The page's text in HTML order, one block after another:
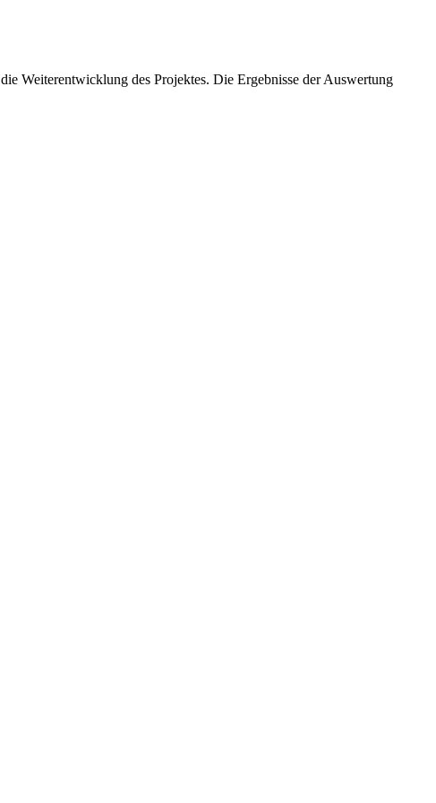
Weiterentwicklung des Projektes. Die Ergebnisse der Auswertung